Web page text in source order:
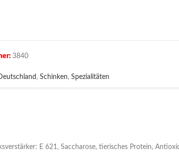
3840
, Schinken, Spezialitäten
E 621, Saccharose, tierisches Protein,